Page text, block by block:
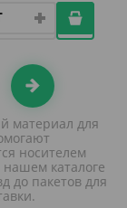
материал для
носителем
каталоге
до пакетов для